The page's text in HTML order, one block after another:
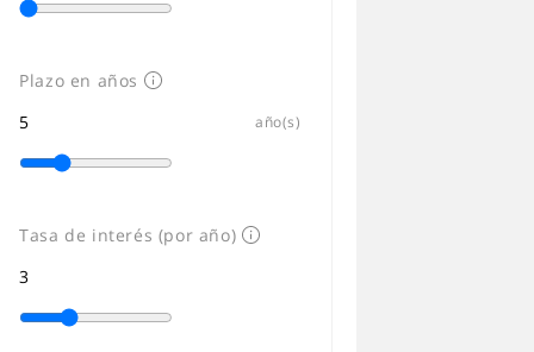
Plazo en años
año(s)
Tasa de interés (por año)